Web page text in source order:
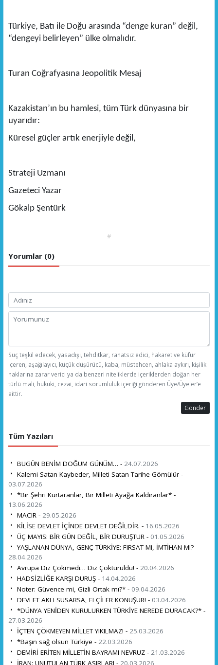
Türkiye, Batı ile Doğu arasında “denge kuran” değil,
“dengeyi belirleyen” ülke olmalıdır.
Turan Coğrafyasına Jeopolitik Mesaj
Kazakistan’ın bu hamlesi, tüm Türk dünyasına bir
uyarıdır:
Küresel güçler artık enerjiyle değil,
Strateji Uzmanı
Gazeteci Yazar
Gökalp Şentürk
#
Yorumlar (0)
Suç teşkil edecek, yasadışı, tehditkar, rahatsız edici, hakaret ve küfür
içeren, aşağılayıcı, küçük düşürücü, kaba, müstehcen, ahlaka aykırı, kişilik
haklarına zarar verici ya da benzeri niteliklerde içeriklerden doğan her
türlü mali, hukuki, cezai, idari sorumluluk içeriği gönderen Üye/Üyeler’e
aittir.
Gönder
Tüm Yazıları
BUGÜN BENİM DOĞUM GÜNÜM… - 24.07.2026
Kalemi Satan Kaybeder, Milleti Satan Tarihe Gömülür -
03.07.2026
*Bir Şehri Kurtaranlar, Bir Milleti Ayağa Kaldıranlar* -
13.06.2026
MACIR - 29.05.2026
KİLİSE DEVLET İÇİNDE DEVLET DEĞİLDİR. - 16.05.2026
ÜÇ MAYIS: BİR GÜN DEĞİL, BİR DURUŞTUR - 01.05.2026
YAŞLANAN DÜNYA, GENÇ TÜRKİYE: FIRSAT MI, İMTİHAN MI? -
28.04.2026
Avrupa Diz Çökmedi… Diz Çöktürüldü! - 20.04.2026
HADSİZLİĞE KARŞI DURUŞ - 14.04.2026
Noter: Güvence mi, Gizli Ortak mı?* - 09.04.2026
DEVLET AKLI SUSARSA, ELÇİLER KONUŞUR! - 03.04.2026
*DÜNYA YENİDEN KURULURKEN TÜRKİYE NEREDE DURACAK?* -
27.03.2026
İÇTEN ÇÖKMEYEN MİLLET YIKILMAZ! - 25.03.2026
*Başın sağ olsun Türkiye - 22.03.2026
DEMİRİ ERİTEN MİLLETİN BAYRAMI NEVRUZ - 21.03.2026
İRAN: UNUTULAN TÜRK ASIRLARI - 20.03.2026